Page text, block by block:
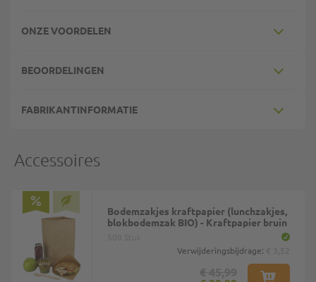
ONZE VOORDELEN
BEOORDELINGEN
FABRIKANTINFORMATIE
Accessoires
Bodemzakjes kraftpapier (lunchzakjes,
blokbodemzak BIO) - Kraftpapier bruin
Verwijderingsbijdrage: